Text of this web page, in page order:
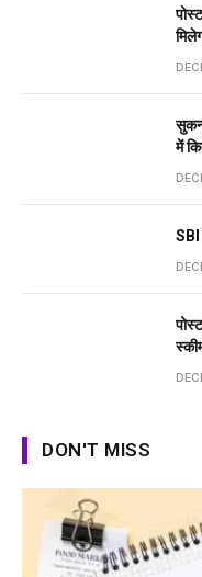
में
SBI
DON'T MISS